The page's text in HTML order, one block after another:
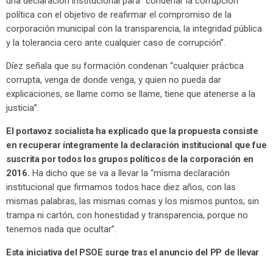
política con el objetivo de reafirmar el compromiso de la
corporación municipal con la transparencia, la integridad pública
y la tolerancia cero ante cualquier caso de corrupción”.
Díez señala que su formación condenan “cualquier práctica
corrupta, venga de donde venga, y quien no pueda dar
explicaciones, se llame como se llame, tiene que atenerse a la
justicia”.
El portavoz socialista ha explicado que la propuesta consiste
en recuperar íntegramente la declaración institucional que fue
suscrita por todos los grupos políticos de la corporación en
2016. Ha dicho que se va a llevar la “misma declaración
institucional que firmamos todos hace diez años, con las
mismas palabras, las mismas comas y los mismos puntos; sin
trampa ni cartón, con honestidad y transparencia, porque no
tenemos nada que ocultar”.
Esta iniciativa del PSOE surge tras el anuncio del PP de llevar